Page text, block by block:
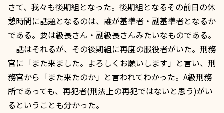
さて、我々も後期組となった。後期組となるその前日の休
憩時間に話題となるのは、誰が基準者・副基準者となるか
である。要は級長さん・副級長さんみたいなものである。
話はそれるが、その後期組に再度の服役者がいた。刑務
官に「また来ました。よろしくお願いします」と言い、刑
務官から「また来たのか」と言われてわかった。A級刑務
所であっても、再犯者(刑法上の再犯ではないと思う)がい
るということも分かった。